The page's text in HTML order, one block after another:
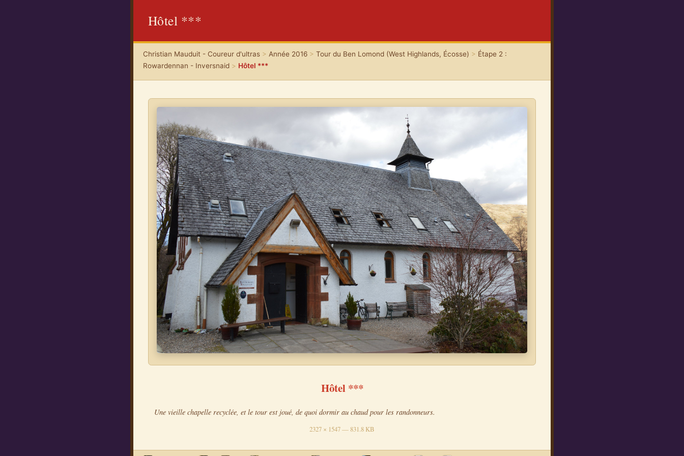
Hôtel ***
Christian Mauduit - Coureur d'ultras > Année 2016 >Tour du Ben Lomond (West Highlands, Écosse) > Étape 2 :
Rowardennan - Inversnaid > Hôtel ***
Hôtel ***
Une vieille chapelle recyclée, et le tour est joué, de quoi dormir au chaud pour les randonneurs.
2327 × 1547 — 831.8 KB